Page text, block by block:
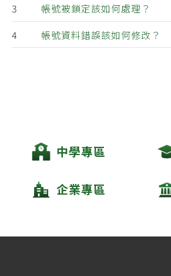
帳號被鎖定該如何處理？
帳號資料錯誤該如何修改？
中學專區
企業專區